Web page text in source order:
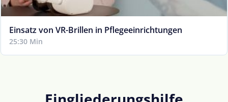
Einsatz von VR-Brillen in Pflegeeinrichtungen
25:30 Min